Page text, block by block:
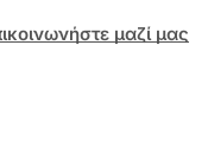
μαζί μας